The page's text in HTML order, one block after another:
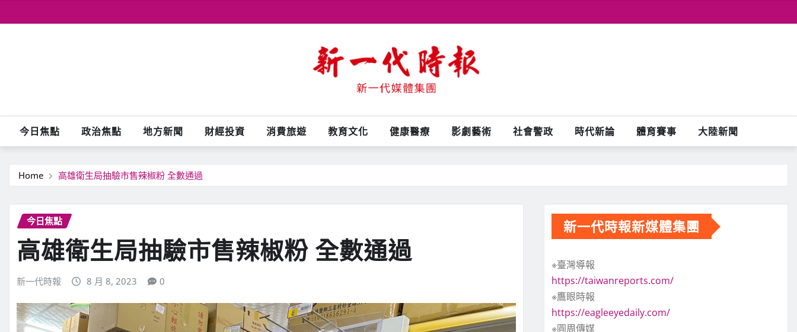
to
今日焦點 政治焦點 地方新聞 財經投資 消費旅遊 教育文化 健康醫療 影劇藝術 社會警政 時代新論 體育賽事 大陸新聞
Home 高雄衛生局抽驗市售辣椒粉 全數通過
今日焦點
高雄衛生局抽驗市售辣椒粉 全數通過
新一代時報 8 月 8, 2023 0
新一代時報新媒體集團
※臺灣導報
https://taiwanreports.com/
※鷹眼時報
https://eagleeyedaily.com/
※圓周傳媒